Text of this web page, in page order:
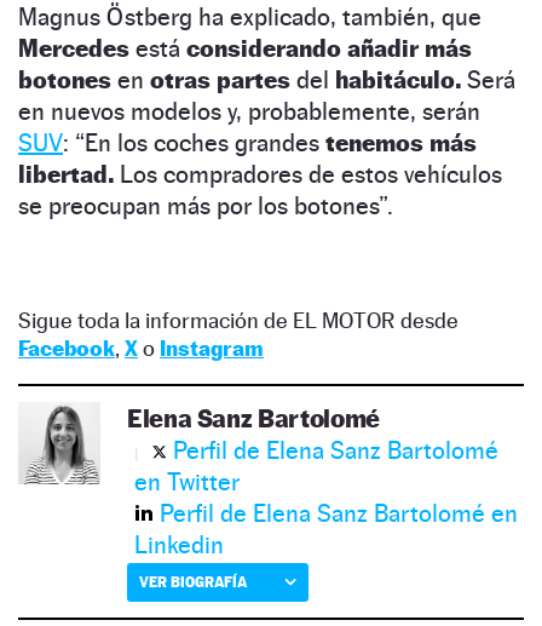
Magnus Östberg ha explicado, también, que
Mercedes está considerando añadir más
botones en otras partes del habitáculo. Será
en nuevos modelos y, probablemente, serán
SUV: “En los coches grandes tenemos más
libertad. Los compradores de estos vehículos
se preocupan más por los botones”.
Sigue toda la información de EL MOTOR desde
Facebook, Xo Instagram
Elena Sanz Bartolomé
Perfil de Elena Sanz Bartolomé
en Twitter
Perfil de Elena Sanz Bartolomé en
Linkedin
VER BIOGRAFÍA